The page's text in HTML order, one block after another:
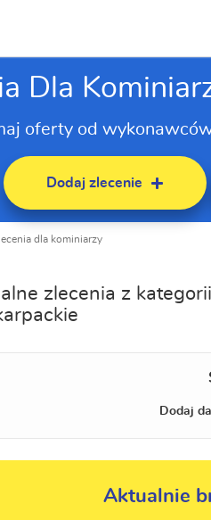
Dla
oferty od
Dodaj zlecenie
dla kominiarzy
zlecenia z
Dodaj
Aktualnie